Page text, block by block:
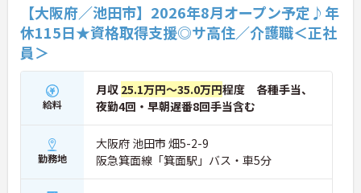
【大阪府／池田市】2026年8月オープン予定♪年
休115日★資格取得支援◎サ高住／介護職＜正社
員＞
給料
月収 25.1万円～35.0万円程度 各種手当、
夜勤4回・早朝遅番8回手当含む
勤務地
大阪府 池田市 畑5-2-9
阪急箕面線「箕面駅」バス・車5分